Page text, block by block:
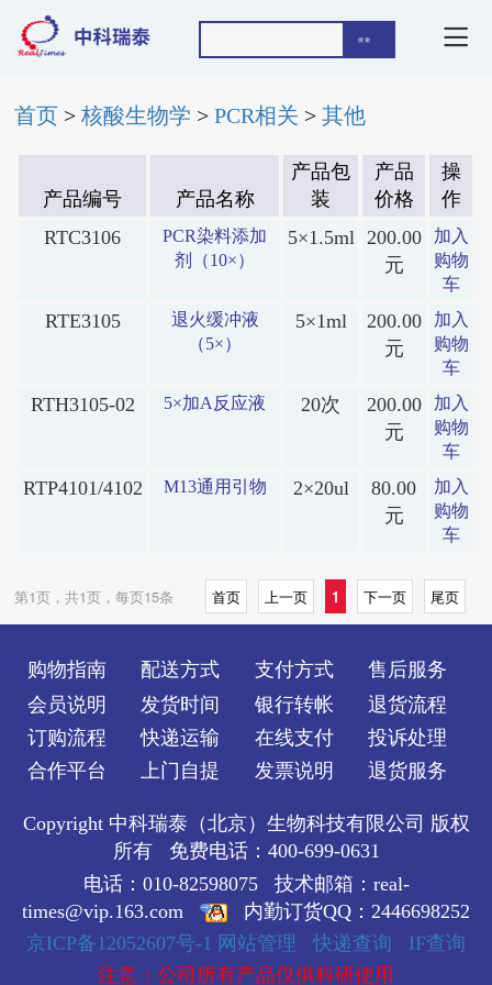
首页 >核酸生物学 >PCR相关 >其他
产品编号 产品名称
产品包
装
产品
价格
操
作
RTC3106
PCR染料添加
剂（10×）
5×1.5ml
200.00
元
加入
购物
车
RTE3105
退火缓冲液
（5×）
5×1ml
200.00
元
加入
购物
车
RTH3105-02 5×加A反应液 20次
200.00
元
加入
购物
车
RTP4101/4102 M13通用引物 2×20ul
80.00
元
加入
购物
车
第1页，共1页，每页15条 首页 上一页 1 下一页 尾页
购物指南
会员说明
订购流程
合作平台
配送方式
发货时间
快递运输
上门自提
支付方式
银行转帐
在线支付
发票说明
售后服务
退货流程
投诉处理
退货服务
Copyright 中科瑞泰（北京）生物科技有限公司 版权
所有 免费电话：400-699-0631
电话：010-82598075 技术邮箱：real-
times@vip.163.com
内勤订货QQ：2446698252
京ICP备12052607号-1 网站管理 快递查询
IF查询
注意：公司所有产品仅供科研使用